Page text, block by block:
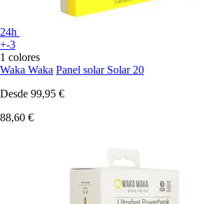
24h
+-3
1 colores
Waka Waka Panel solar Solar 20
Desde 99,95 €
88,60 €